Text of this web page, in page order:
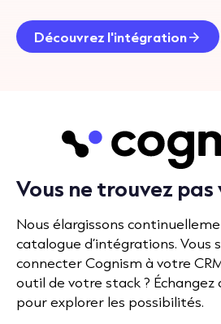
Découvrez l'intégration
Vous ne trouvez
Nous élargissons
catalogue d’intégrations. Vous
connecter Cognism à votre
outil de votre stack ?
pour explorer les possibilités.